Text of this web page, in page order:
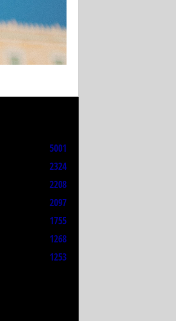
5001
2324
2208
2097
1755
1268
1253